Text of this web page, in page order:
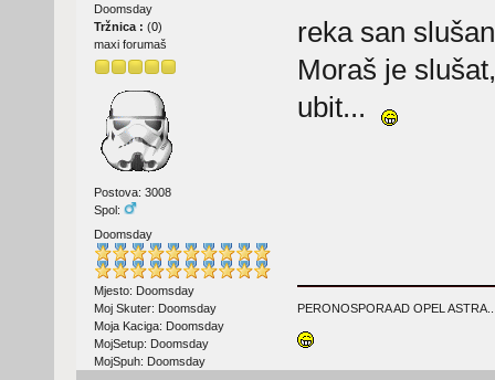
Doomsday
Tržnica : (0)
maxi forumaš
Postova: 3008
Spol:
Doomsday
Mjesto: Doomsday
Moj Skuter: Doomsday
Moja Kaciga: Doomsday
MojSetup: Doomsday
MojSpuh: Doomsday
reka san
Moraš je
ubit...
PERONOSPORA AD OPEL